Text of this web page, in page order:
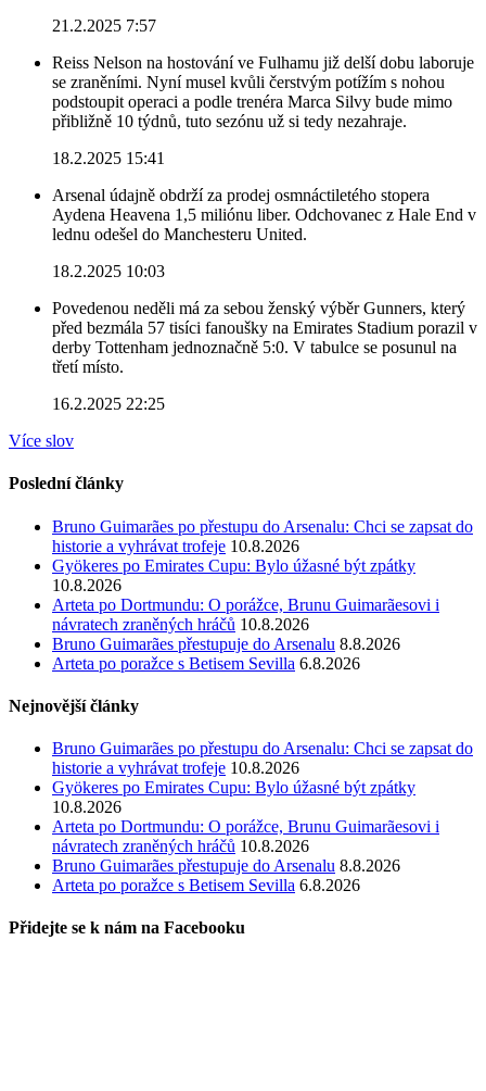
21.2.2025 7:57
Reiss Nelson na hostování ve Fulhamu již delší dobu laboruje
se zraněními. Nyní musel kvůli čerstvým potížím s nohou
podstoupit operaci a podle trenéra Marca Silvy bude mimo
přibližně 10 týdnů, tuto sezónu už si tedy nezahraje.
18.2.2025 15:41
Arsenal údajně obdrží za prodej osmnáctiletého stopera
Aydena Heavena 1,5 miliónu liber. Odchovanec z Hale End v
lednu odešel do Manchesteru United.
18.2.2025 10:03
Povedenou neděli má za sebou ženský výběr Gunners, který
před bezmála 57 tisíci fanoušky na Emirates Stadium porazil v
derby Tottenham jednoznačně 5:0. V tabulce se posunul na
třetí místo.
16.2.2025 22:25
Více slov
Poslední články
Bruno Guimarães po přestupu do Arsenalu: Chci se zapsat do
historie a vyhrávat trofeje 10.8.2026
Gyökeres po Emirates Cupu: Bylo úžasné být zpátky
10.8.2026
Arteta po Dortmundu: O porážce, Brunu Guimarãesovi i
návratech zraněných hráčů 10.8.2026
Bruno Guimarães přestupuje do Arsenalu 8.8.2026
Arteta po poražce s Betisem Sevilla 6.8.2026
Nejnovější články
Bruno Guimarães po přestupu do Arsenalu: Chci se zapsat do
historie a vyhrávat trofeje 10.8.2026
Gyökeres po Emirates Cupu: Bylo úžasné být zpátky
10.8.2026
Arteta po Dortmundu: O porážce, Brunu Guimarãesovi i
návratech zraněných hráčů 10.8.2026
Bruno Guimarães přestupuje do Arsenalu 8.8.2026
Arteta po poražce s Betisem Sevilla 6.8.2026
Přidejte se k nám na Facebooku